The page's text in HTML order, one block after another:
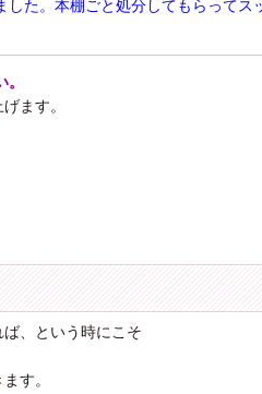
した。本棚ごと処分してもらってス
ます。
、という時にこそ
す。